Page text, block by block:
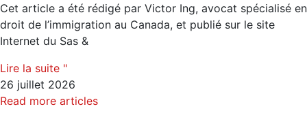
Cet article a été rédigé par Victor Ing, avocat spécialisé en
droit de l’immigration au Canada, et publié sur le site
Internet du Sas &
Lire la suite "
26 juillet 2026
Read more articles